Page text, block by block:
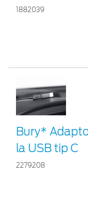
1882039
Bury*
la USB tip C
2279208